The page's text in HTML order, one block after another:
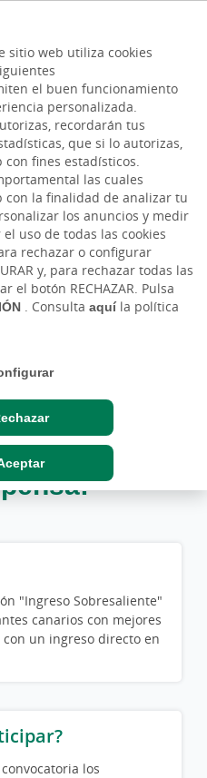
sitio web utiliza cookies
el buen funcionamiento
personalizada.
recordarán tus
que si lo autorizas,
fines estadísticos.
las cuales
la finalidad de analizar tu
los anuncios y medir
uso de todas las cookies
rechazar o configurar
y, para rechazar todas las
el botón RECHAZAR. Pulsa
. Consulta aquíla política
2026
un año más
2025/2026
notas
notas tienen
"Ingreso Sobresaliente"
canarios con mejores
un ingreso directo en
los